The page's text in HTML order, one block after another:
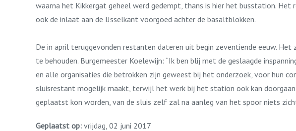
waarna het Kikkergat geheel werd gedempt, thans is hier het busstation.
ook de inlaat aan de IJsselkant voorgoed achter de basaltblokken.
De in april teruggevonden restanten dateren uit begin zeventiende eeuw.
te behouden. Burgemeester Koelewijn: “Ik ben blij met de geslaagde
en alle organisaties die betrokken zijn geweest bij het onderzoek, voor hun
sluisrestant mogelijk maakt, terwijl het werk bij het station ook kan
geplaatst kon worden, van de sluis zelf zal na aanleg van het spoor niets
Geplaatst op: vrijdag, 02 juni 2017